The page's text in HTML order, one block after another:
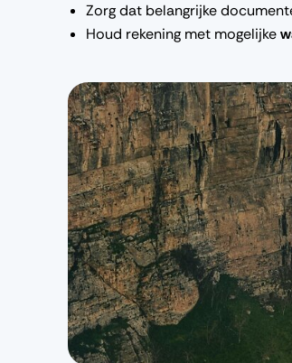
Zorg dat belangrijke
Houd rekening met mogelijke